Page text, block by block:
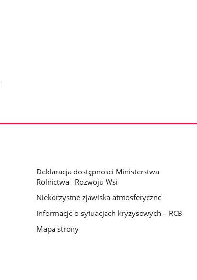
Deklaracja dostępności Ministerstwa
Rolnictwa i Rozwoju Wsi
Niekorzystne zjawiska atmosferyczne
Informacje o sytuacjach kryzysowych – RCB
Mapa strony